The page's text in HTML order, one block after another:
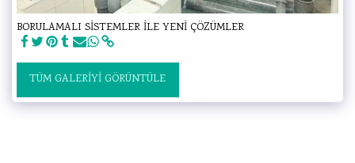
BORULAMALI SİSTEMLER İLE YENİ ÇÖZÜMLER
TÜM GALERIYI GÖRÜNTÜLE